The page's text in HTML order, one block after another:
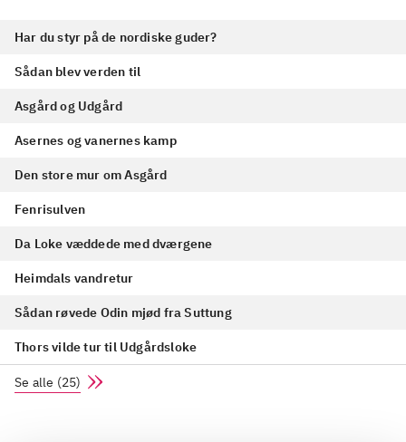
Har du styr på de nordiske guder?
Sådan blev verden til
Asgård og Udgård
Asernes og vanernes kamp
Den store mur om Asgård
Fenrisulven
Da Loke væddede med dværgene
Heimdals vandretur
Sådan røvede Odin mjød fra Suttung
Thors vilde tur til Udgårdsloke
Se alle (25)